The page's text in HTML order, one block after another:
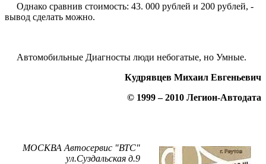
Однако сравнив стоимость: 43. 000 рублей и 200 рублей, -
вывод сделать можно.
Автомобильные Диагносты люди небогатые, но Умные.
Кудрявцев Михаил Евгеньевич
© 1999 – 2010 Легион-Автодата
МОСКВА Автосервис "ВТС"
ул.Суздальская д.9